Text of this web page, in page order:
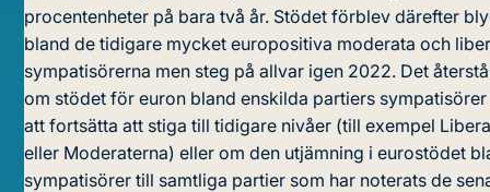
procentenheter på bara två år. Stödet förblev därefter
bland de tidigare mycket europositiva moderata och
sympatisörerna men steg på allvar igen 2022. Det
om stödet för euron bland enskilda partiers
att fortsätta att stiga till tidigare nivåer (till exempel
eller Moderaterna) eller om den utjämning i eurostödet
sympatisörer till samtliga partier som har noterats de